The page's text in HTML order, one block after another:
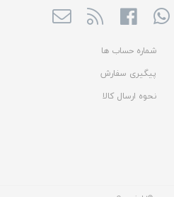
شماره حساب ها
پیگیری سفارش
نحوه ارسال کالا